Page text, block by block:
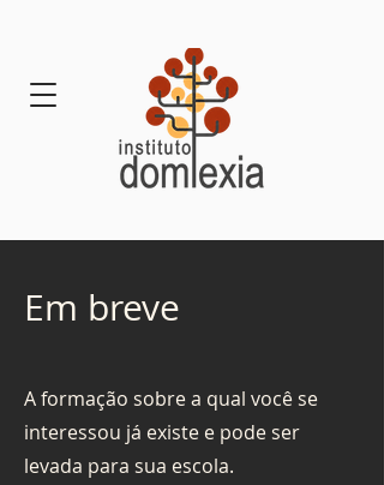
Em breve
A formação sobre a qual você se
interessou já existe e pode ser
levada para sua escola.